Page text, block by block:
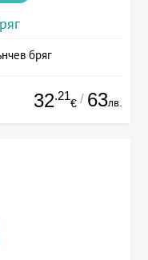
бряг
32.21
€ / 63лв.